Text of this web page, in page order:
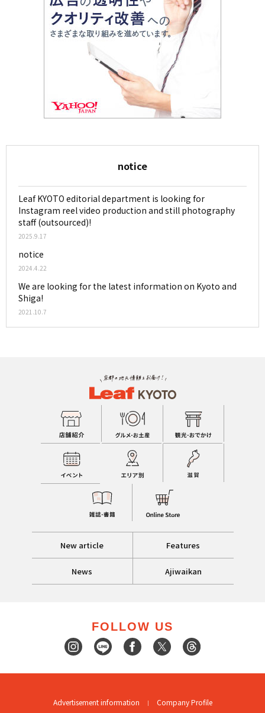
notice
Leaf KYOTO editorial department is looking for
Instagram reel video production and still photography
staff (outsourced)!
2025.9.17
notice
2024.4.22
We are looking for the latest information on Kyoto and
Shiga!
2021.10.7
New article Features
News Ajiwaikan
FOLLOW US
Advertisement information Company Profile